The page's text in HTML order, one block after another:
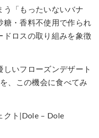
う「もったいないバナ
糖・香料不使用で作られ
ドロスの取り組みを象徴
いフローズンデザート
、この機会に食べてみ
クト|Dole – Dole